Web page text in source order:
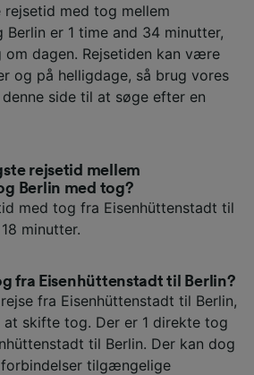
rejsetid med tog mellem
Berlin er 1 time and 34 minutter,
om dagen. Rejsetiden kan være
og på helligdage, så brug vores
side til at søge efter en
rejsetid mellem
Berlin med tog?
med tog fra Eisenhüttenstadt til
minutter.
fra Eisenhüttenstadt til Berlin?
fra Eisenhüttenstadt til Berlin,
at skifte tog. Der er 1 direkte tog
til Berlin. Der kan dog
tilgængelige